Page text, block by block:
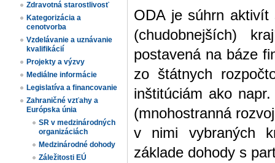
Zdravotná starostlivosť
Kategorizácia a
cenotvorba
Vzdelávanie a uznávanie
kvalifikácií
Projekty a výzvy
Mediálne informácie
Legislatíva a financovanie
Zahraničné vzťahy a
Európska únia
SR v medzinárodných
organizáciách
Medzinárodné dohody
Záležitosti EÚ
ODA je súhrn aktivít
(chudobnejších)
postavená na báze
zo štátnych
inštitúciám ako
(mnohostranná
v nimi vybraných
základe dohody s